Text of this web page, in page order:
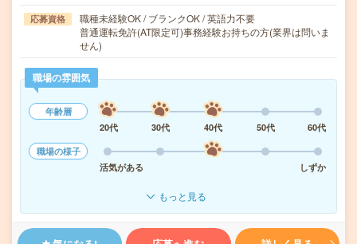
応募資格
職種未経験OK / ブランクOK / 英語力不要
普通運転免許(AT限定可)事務経験お持ちの方(業界は問いま
せん)
職場の雰囲気
年齢層
20代
30代 40代 50代
60代
職場の様子
活気がある
しずか
もっと見る